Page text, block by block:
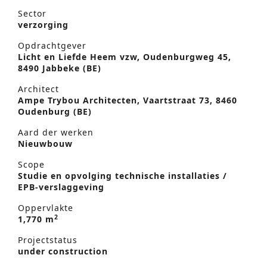
Sector
verzorging
Opdrachtgever
Licht en Liefde Heem vzw, Oudenburgweg 45,
8490 Jabbeke (BE)
Architect
Ampe Trybou Architecten, Vaartstraat 73, 8460
Oudenburg (BE)
Aard der werken
Nieuwbouw
Scope
Studie en opvolging technische installaties /
EPB-verslaggeving
Oppervlakte
1,770 m2
Projectstatus
under construction